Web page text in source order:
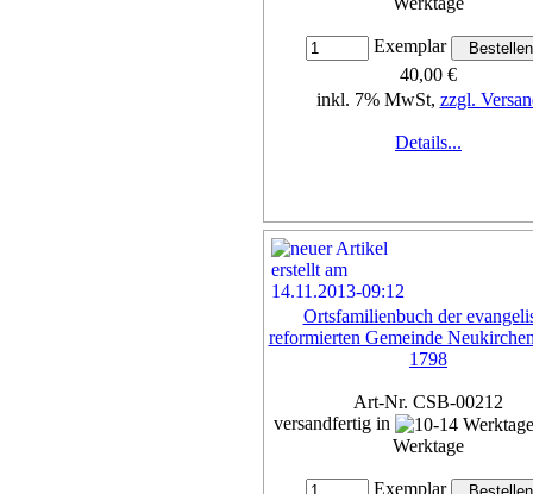
Exemplar
40,00 €
inkl. 7% MwSt, zzgl.
Details...
Ortsfamilienbuch der
reformierten Gemeinde
1798
Art-Nr. CSB-00212
versandfertig in
Werktage
Exemplar